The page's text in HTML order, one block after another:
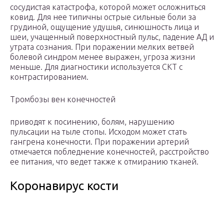
сосудистая катастрофа, которой может осложниться
ковид. Для нее типичны острые сильные боли за
грудиной, ощущение удушья, синюшность лица и
шеи, учащенный поверхностный пульс, падение АД и
утрата сознания. При поражении мелких ветвей
болевой синдром менее выражен, угроза жизни
меньше. Для диагностики используется СКТ с
контрастированием.
Тромбозы вен конечностей
приводят к посинению, болям, нарушению
пульсации на тыле стопы. Исходом может стать
гангрена конечности. При поражении артерий
отмечается побледнение конечностей, расстройство
ее питания, что ведет также к отмиранию тканей.
Коронавирус кости